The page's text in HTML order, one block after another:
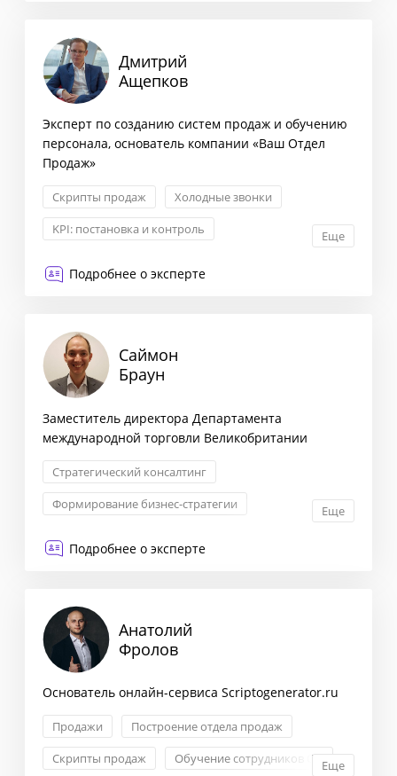
Дмитрий
Ащепков
Эксперт по созданию систем продаж и обучению
персонала, основатель компании «Ваш Отдел
Продаж»
Скрипты продаж
Холодные звонки
KPI: постановка и контроль
Еще
Подробнее о эксперте
Саймон
Браун
Заместитель директора Департамента
международной торговли Великобритании
Стратегический консалтинг
Формирование бизнес-стратегии
Еще
Подробнее о эксперте
Анатолий
Фролов
Основатель онлайн-сервиса Scriptogenerator.ru
Продажи
Построение отдела продаж
Скрипты продаж
Обучение сотрудников ОПЕще